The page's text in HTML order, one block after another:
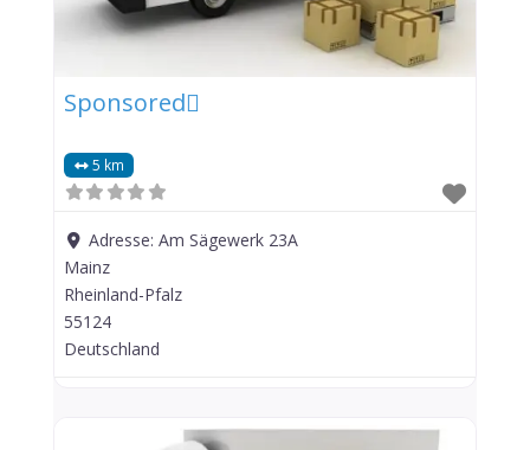
Sponsored
5 km
Adresse:Am Sägewerk 23A
Mainz
Rheinland-Pfalz
55124
Deutschland